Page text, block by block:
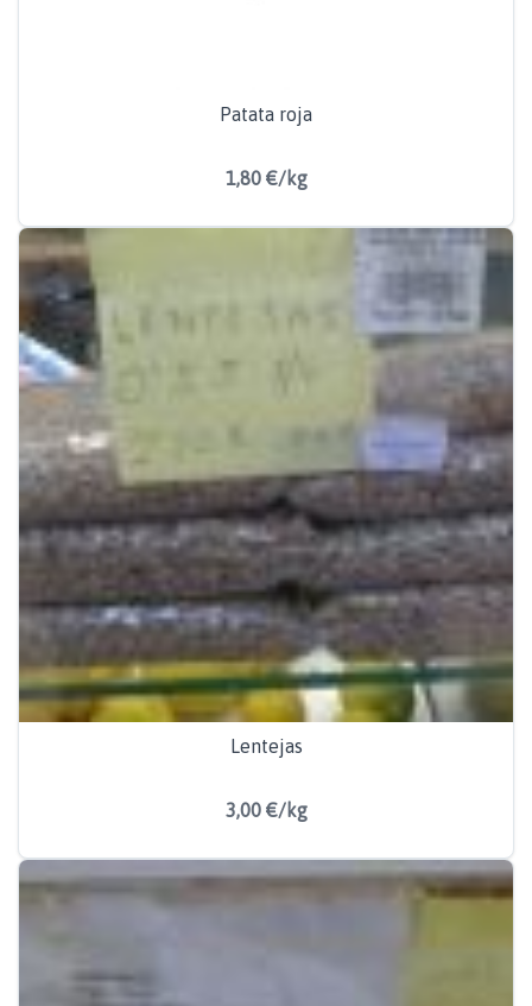
Patata roja
1,80 €/kg
Lentejas
3,00 €/kg